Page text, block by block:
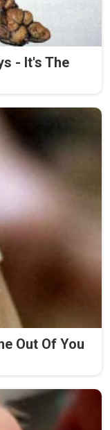
- It's The
Out Of You